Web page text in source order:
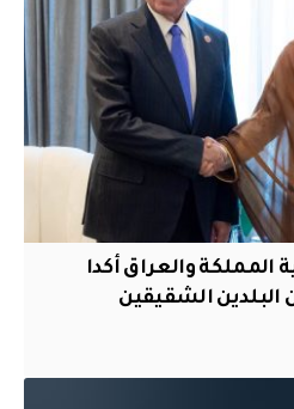
المملكة والعراق أكدا
البلدين الشقيقين